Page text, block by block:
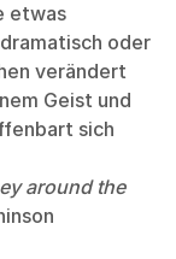
etwas
oder
verändert
Geist und
sich
around the